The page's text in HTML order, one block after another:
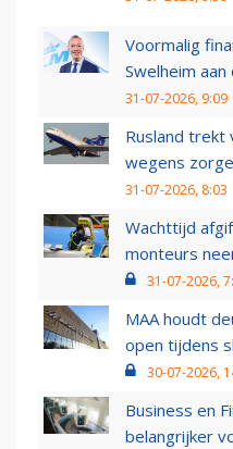
Voormalig
Swelheim
31-07-2026, 9:09
Rusland trekt
wegens
31-07-2026, 8:03
Wachttijd
monteurs
31-07-2026,
MAA houdt
open tijdens
30-07-2026,
Business en
belangrijker